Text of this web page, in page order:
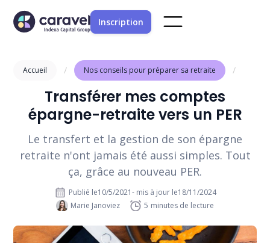
Inscription
Accueil / Nos conseils pour préparer sa retraite /
Transférer mes comptes
épargne-retraite vers un PER
Le transfert et la gestion de son épargne
retraite n'ont jamais été aussi simples. Tout
ça, grâce au nouveau PER.
Publié le10/5/2021- mis à jour le18/11/2024
Marie Janoviez
5 minutes de lecture